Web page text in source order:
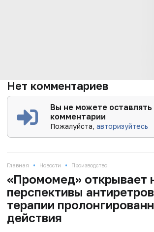
Нет комментариев
Вы не можете оставлять
комментарии
Пожалуйста,авторизуйтесь
Главная • Новости • Производство
«Промомед» открывает
перспективы
терапии
действия